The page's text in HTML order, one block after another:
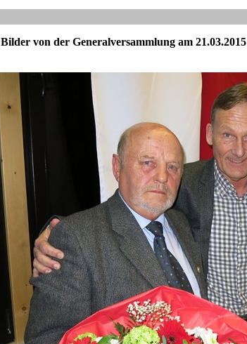
Bilder von der Generalversammlung am 21.03.2015